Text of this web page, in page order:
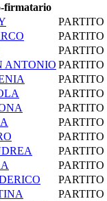
firmatario
ANTONIO